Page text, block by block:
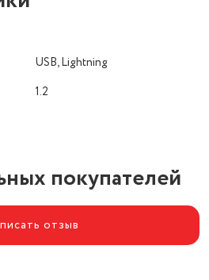
USB, Lightning
1.2
покупателей
отзыв